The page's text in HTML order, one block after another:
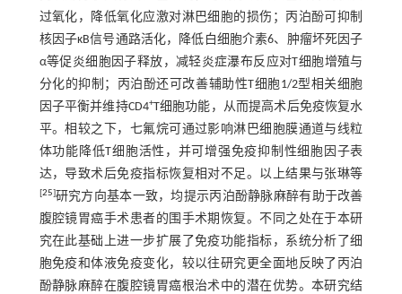
过氧化，降低氧化应激对淋巴细胞的损伤；丙泊酚可抑制
核因子κB信号通路活化，降低白细胞介素6、肿瘤坏死因子
α等促炎细胞因子释放，减轻炎症瀑布反应对T细胞增殖与
分化的抑制；丙泊酚还可改善辅助性T细胞1/2型相关细胞
因子平衡并维持CD4+T细胞功能，从而提高术后免疫恢复水
平。相较之下，七氟烷可通过影响淋巴细胞膜通道与线粒
体功能降低T细胞活性，并可增强免疫抑制性细胞因子表
达，导致术后免疫指标恢复相对不足。以上结果与张琳等
[25]研究方向基本一致，均提示丙泊酚静脉麻醉有助于改善
腹腔镜胃癌手术患者的围手术期恢复。不同之处在于本研
究在此基础上进一步扩展了免疫功能指标，系统分析了细
胞免疫和体液免疫变化，较以往研究更全面地反映了丙泊
酚静脉麻醉在腹腔镜胃癌根治术中的潜在优势。本研究结